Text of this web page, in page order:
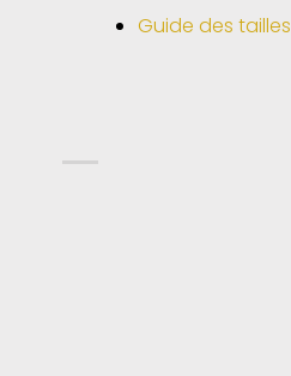
Guide des tailles